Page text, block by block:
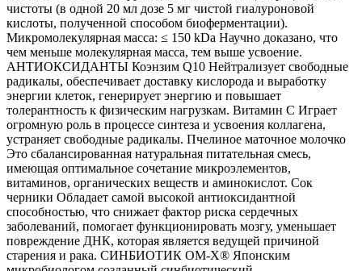
чистоты (в одной 20 мл дозе 5 мг чистой гиалуроновой
кислоты, полученной способом биоферментации).
Микромолекулярная масса: ≤ 150 kDa Научно доказано, что
чем меньше молекулярная масса, тем выше усвоение.
АНТИОКСИДАНТЫ Коэнзим Q10 Нейтрализует свободные
радикалы, обеспечивает доставку кислорода и выработку
энергии клеток, генерирует энергию и повышает
толерантность к физическим нагрузкам. Витамин С Играет
огромную роль в процессе синтеза и усвоения коллагена,
устраняет свободные радикалы. Пчелиное маточное молочко
Это сбалансированная натуральная питательная смесь,
имеющая оптимальное сочетание микроэлементов,
витаминов, органических веществ и аминокислот. Сок
черники Обладает самой высокой антиоксидантной
способностью, что снижает фактор риска сердечных
заболеваний, помогает функционировать мозгу, уменьшает
повреждение ДНК, которая является ведущей причиной
старения и рака. СИНБИОТИК ОМ-Х® Японским